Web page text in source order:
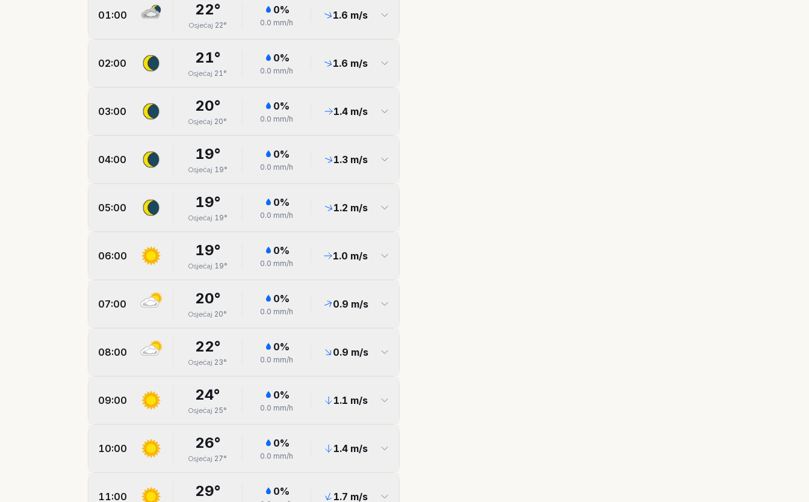
01:00 22°
Osjećaj 22°
0%
0.0 mm/h
1.6 m/s
02:00 21°
Osjećaj 21°
0%
0.0 mm/h
1.6 m/s
03:00 20°
Osjećaj 20°
0%
0.0 mm/h
1.4m/s
04:00 19°
Osjećaj 19°
0%
0.0 mm/h
1.3m/s
05:00 19°
Osjećaj 19°
0%
0.0 mm/h
1.2 m/s
06:00 19°
Osjećaj 19°
0%
0.0 mm/h
1.0 m/s
07:00 20°
Osjećaj 20°
0%
0.0 mm/h
0.9 m/s
08:00 22°
Osjećaj 23°
0%
0.0 mm/h
0.9 m/s
09:00 24°
Osjećaj 25°
0%
0.0 mm/h
1.1 m/s
10:00 26°
Osjećaj 27°
0%
0.0 mm/h
1.4m/s
11:00 29° 0% 1.7 m/s